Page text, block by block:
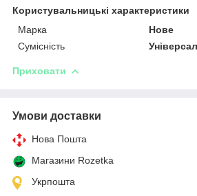
Користувальницькі характеристики
Марка
Нове
Сумісність
Універсал
Приховати
Умови доставки
Нова Пошта
Магазини Rozetka
Укрпошта